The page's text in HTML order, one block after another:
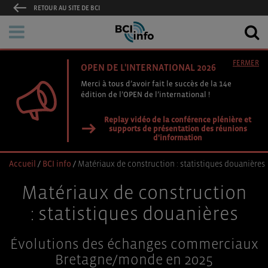
RETOUR AU SITE DE BCI
OPEN DE L'INTERNATIONAL 2026
Merci à tous d’avoir fait le succès de la 14e
édition de l’OPEN de l’international !
Replay vidéo de la conférence plénière et
supports de présentation des réunions
d'information
FERMER
Accueil / BCI info / Matériaux de construction : statistiques douanières
Matériaux de construction
: statistiques douanières
Évolutions des échanges commerciaux
Bretagne/monde en 2025